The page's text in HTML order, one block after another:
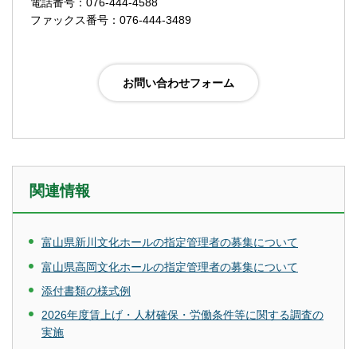
電話番号：076-444-4588
ファックス番号：076-444-3489
関連情報
富山県新川文化ホールの指定管理者の募集について
富山県高岡文化ホールの指定管理者の募集について
添付書類の様式例
2026年度賃上げ・人材確保・労働条件等に関する調査の
実施